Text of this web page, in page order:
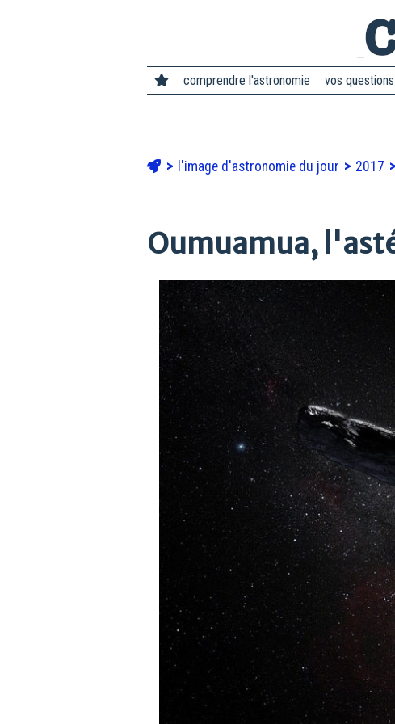
comprendre l'astronomie vos questions
l'image d'astronomie du jour 2017
Oumuamua,